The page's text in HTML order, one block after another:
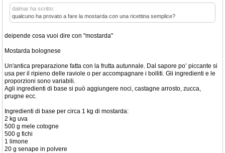
dalmar ha scritto:
qualcuno ha provato a fare la mostarda con una ricettina semplice?
deipende cosa vuoi dire con "mostarda"
Mostarda bolognese
Un'antica preparazione fatta con la frutta autunnale. Dal sapore po’ piccante si
usa per il ripieno delle raviole o per accompagnare i bolliti. Gli ingredienti e le
proporzioni sono variabili.
Agli ingredienti di base si può aggiungere noci, castagne arrosto, zucca,
prugne ecc.
Ingredienti di base per circa 1 kg di mostarda:
2 kg uva
500 g mele cotogne
500 g fichi
1 limone
20 g senape in polvere